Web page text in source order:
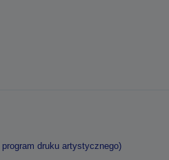
druku artystycznego)